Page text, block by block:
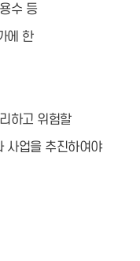
수 등
에 한
하고 위험할
사업을 추진하여야